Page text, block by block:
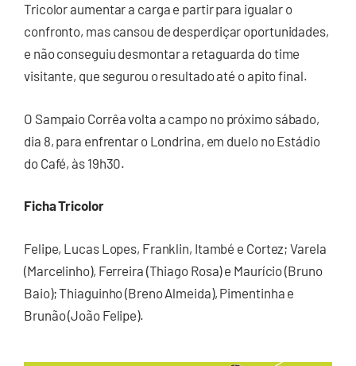
Tricolor aumentar a carga e partir para igualar o
confronto, mas cansou de desperdiçar oportunidades,
e não conseguiu desmontar a retaguarda do time
visitante, que segurou o resultado até o apito final.
O Sampaio Corrêa volta a campo no próximo sábado,
dia 8, para enfrentar o Londrina, em duelo no Estádio
do Café, às 19h30.
Ficha Tricolor
Felipe, Lucas Lopes, Franklin, Itambé e Cortez; Varela
(Marcelinho), Ferreira (Thiago Rosa) e Maurício (Bruno
Baio); Thiaguinho (Breno Almeida), Pimentinha e
Brunão (João Felipe).